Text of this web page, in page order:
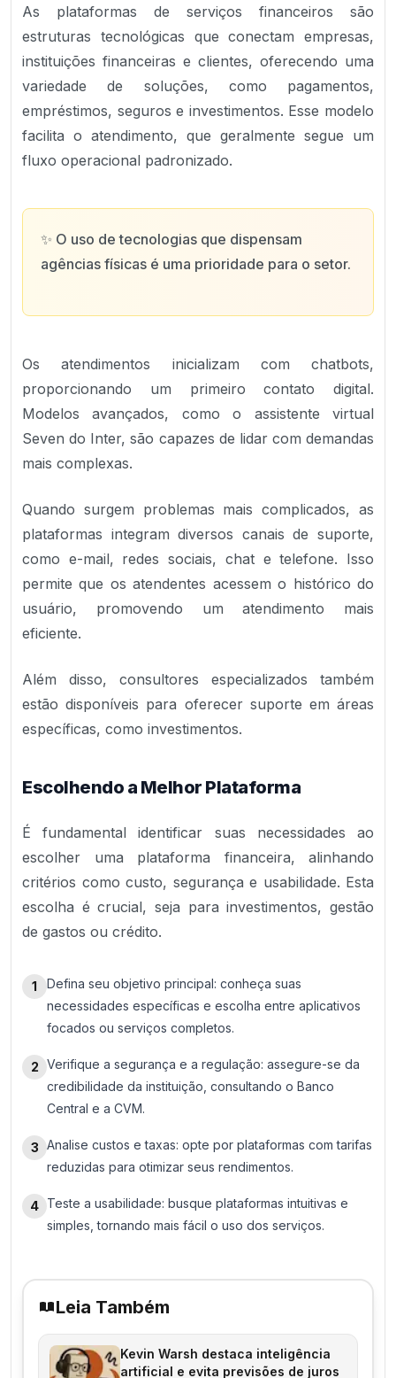
As plataformas de serviços financeiros são
estruturas tecnológicas que conectam empresas,
instituições financeiras e clientes, oferecendo uma
variedade de soluções, como pagamentos,
empréstimos, seguros e investimentos. Esse modelo
facilita o atendimento, que geralmente segue um
fluxo operacional padronizado.
✨ O uso de tecnologias que dispensam
agências físicas é uma prioridade para o setor.
Os atendimentos inicializam com chatbots,
proporcionando um primeiro contato digital.
Modelos avançados, como o assistente virtual
Seven do Inter, são capazes de lidar com demandas
mais complexas.
Quando surgem problemas mais complicados, as
plataformas integram diversos canais de suporte,
como e-mail, redes sociais, chat e telefone. Isso
permite que os atendentes acessem o histórico do
usuário, promovendo um atendimento mais
eficiente.
Além disso, consultores especializados também
estão disponíveis para oferecer suporte em áreas
específicas, como investimentos.
Escolhendo a Melhor Plataforma
É fundamental identificar suas necessidades ao
escolher uma plataforma financeira, alinhando
critérios como custo, segurança e usabilidade. Esta
escolha é crucial, seja para investimentos, gestão
de gastos ou crédito.
1
Defina seu objetivo principal: conheça suas
necessidades específicas e escolha entre aplicativos
focados ou serviços completos.
2 Verifique a segurança e a regulação: assegure-se da
credibilidade da instituição, consultando o Banco
Central e a CVM.
3 Analise custos e taxas: opte por plataformas com tarifas
reduzidas para otimizar seus rendimentos.
4 Teste a usabilidade: busque plataformas intuitivas e
simples, tornando mais fácil o uso dos serviços.
Leia Também
Kevin Warsh destaca inteligência
artificial e evita previsões de juros